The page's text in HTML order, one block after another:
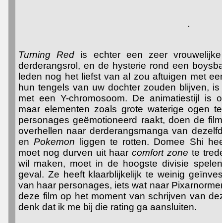
Turning Red is echter een zeer
derderangsrol, en de hysterie rond een
leden nog het liefst van al zou aftuigen met
hun tengels van uw dochter zouden blijven,
met een Y-chromosoom. De animatiestijl is
maar elementen zoals grote waterige ogen
personages geëmotioneerd raakt, doen de
overhellen naar derderangsmanga van
enPokemon liggen te rotten. Domee Shi
moet nog durven uit haarcomfort zone te
wil maken, moet in de hoogste divisie
geval. Ze heeft klaarblijkelijk te weinig
van haar personages, iets wat naar
deze film op het moment van schrijven van
denk dat ik me bij die rating ga aansluiten.